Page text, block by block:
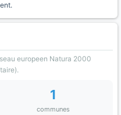
europeen Natura 2000
1
communes